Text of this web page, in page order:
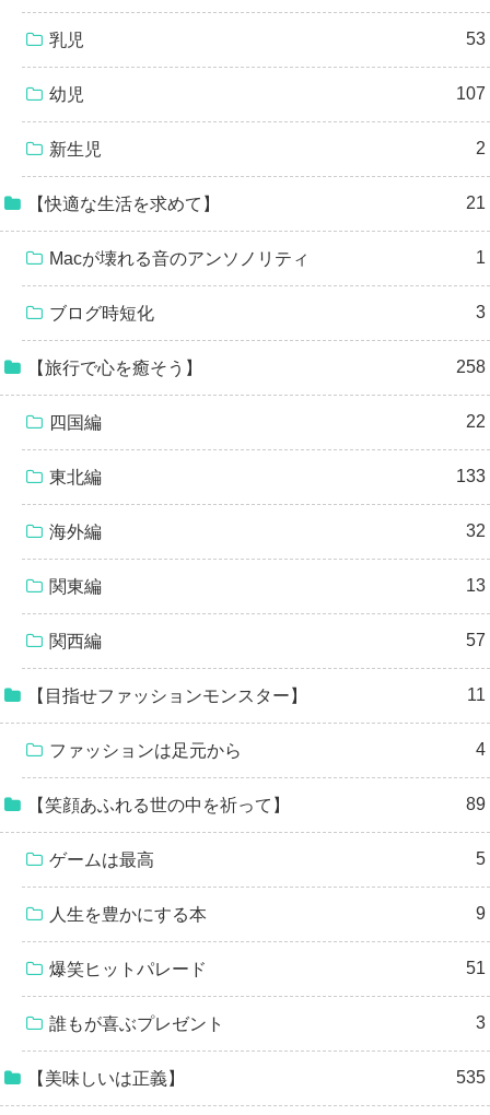
乳児 53
幼児 107
新生児 2
【快適な生活を求めて】 21
Macが壊れる音のアンソノリティ 1
ブログ時短化 3
【旅行で心を癒そう】 258
四国編 22
東北編 133
海外編 32
関東編 13
関西編 57
【目指せファッションモンスター】 11
ファッションは足元から 4
【笑顔あふれる世の中を祈って】 89
ゲームは最高 5
人生を豊かにする本 9
爆笑ヒットパレード 51
誰もが喜ぶプレゼント 3
【美味しいは正義】 535